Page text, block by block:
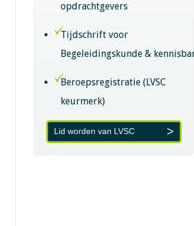
opdrachtgevers
Tijdschrift voor
Begeleidingskunde &
Beroepsregistratie (LVSC
keurmerk)
Lid worden van LVSC